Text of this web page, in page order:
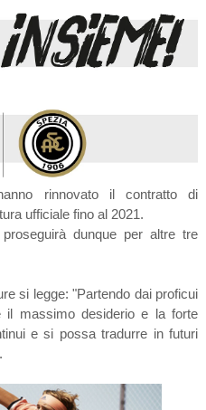
rinnovato il contratto di
ufficiale fino al 2021.
dunque per altre tre
si legge: "Partendo dai proficui
il massimo desiderio e la forte
e si possa tradurre in futuri